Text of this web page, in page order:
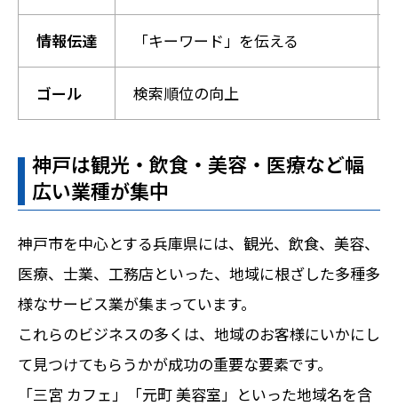
情報伝達 「キーワード」を伝える
ゴール 検索順位の向上
神戸は観光・飲食・美容・医療など幅
広い業種が集中
神戸市を中心とする兵庫県には、観光、飲食、美容、
医療、士業、工務店といった、地域に根ざした多種多
様なサービス業が集まっています。
これらのビジネスの多くは、地域のお客様にいかにし
て見つけてもらうかが成功の重要な要素です。
「三宮 カフェ」「元町 美容室」といった地域名を含